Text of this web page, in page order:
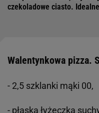
czekoladowe ciasto.
Walentynkowa pizza.
- 2,5 szklanki mąki 00,
- płaska łyżeczka